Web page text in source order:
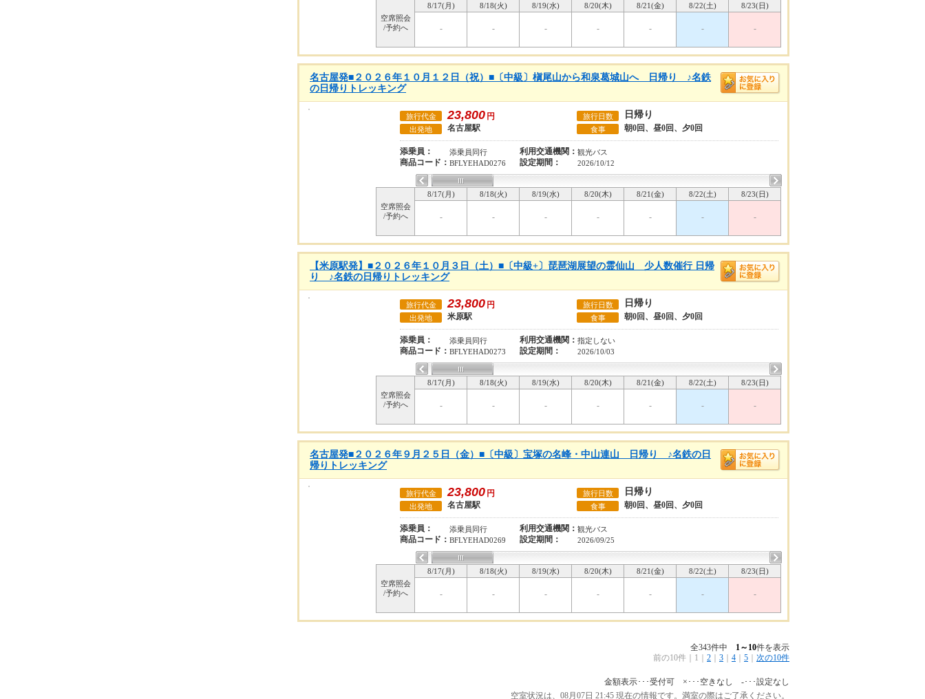
空席照会
/予約へ
8/17(月) 8/18(火) 8/19(水) 8/20(木) 8/21(金) 8/22(土) 8/23(日)
- - - - - - -
名古屋発■２０２６年１０月１２日（祝）■〔中級〕槇尾山から和泉葛城山へ 日帰り ♪名鉄
の日帰りトレッキング
旅行代金 23,800 円 旅行日数 日帰り
出発地 名古屋駅 食事 朝0回、昼0回、夕0回
添乗員： 添乗員同行 利用交通機関： 観光バス
商品コード： BFLYEHAD0276 設定期間： 2026/10/12
空席照会
/予約へ
8/17(月) 8/18(火) 8/19(水) 8/20(木) 8/21(金) 8/22(土) 8/23(日)
- - - - - - -
【米原駅発】■２０２６年１０月３日（土）■〔中級+〕琵琶湖展望の霊仙山 少人数催行 日帰
り ♪名鉄の日帰りトレッキング
旅行代金 23,800 円 旅行日数 日帰り
出発地 米原駅 食事 朝0回、昼0回、夕0回
添乗員： 添乗員同行 利用交通機関： 指定しない
商品コード： BFLYEHAD0273 設定期間： 2026/10/03
空席照会
/予約へ
8/17(月) 8/18(火) 8/19(水) 8/20(木) 8/21(金) 8/22(土) 8/23(日)
- - - - - - -
名古屋発■２０２６年９月２５日（金）■〔中級〕宝塚の名峰・中山連山 日帰り ♪名鉄の日
帰りトレッキング
旅行代金 23,800 円 旅行日数 日帰り
出発地 名古屋駅 食事 朝0回、昼0回、夕0回
添乗員： 添乗員同行 利用交通機関： 観光バス
商品コード： BFLYEHAD0269 設定期間： 2026/09/25
空席照会
/予約へ
8/17(月) 8/18(火) 8/19(水) 8/20(木) 8/21(金) 8/22(土) 8/23(日)
- - - - - - -
全343件中 1～10件を表示
前の10件
1 2 3 4 5 次の10件
金額表示･･･受付可 ×･･･空きなし -･･･設定なし
空室状況は、08月07日 21:45 現在の情報です。満室の際はご了承ください。